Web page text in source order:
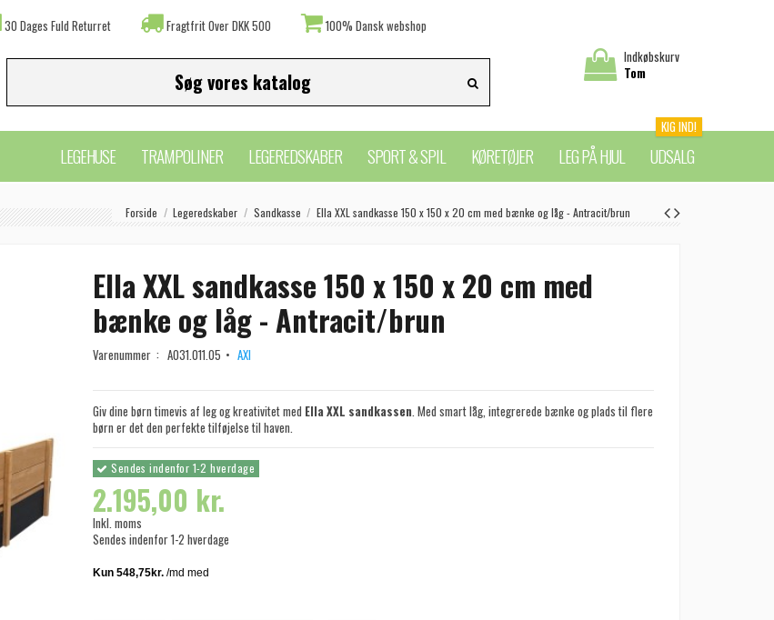
30 Dages Fuld Returret Fragtfrit Over DKK 500
100% Dansk webshop
Indkøbskurv
Tom
LEGEHUSE TRAMPOLINER LEGEREDSKABER SPORT & SPIL KØRETØJER LEG PÅ HJUL UDSALG
KIG IND!
Forside Legeredskaber Sandkasse Ella XXL sandkasse 150 x 150 x 20 cm med bænke og låg - Antracit/brun
Ella XXL sandkasse 150 x 150 x 20 cm med
bænke og låg - Antracit/brun
Varenummer : A031.011.05 AXI
Giv dine børn timevis af leg og kreativitet med Ella XXL sandkassen . Med smart låg, integrerede bænke og plads til flere
børn er det den perfekte tilføjelse til haven.
Sendes indenfor 1-2 hverdage
2.195,00 kr.
Inkl. moms
Sendes indenfor 1-2 hverdage